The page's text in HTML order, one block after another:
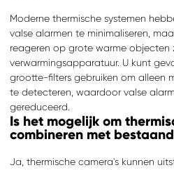
Moderne thermische systemen
valse alarmen te minimaliseren,
reageren op grote warme objecten
verwarmingsapparatuur. U kunt
grootte-filters gebruiken om alleen
te detecteren, waardoor valse
gereduceerd.
Is het mogelijk om
combineren met
Ja, thermische camera's kunnen